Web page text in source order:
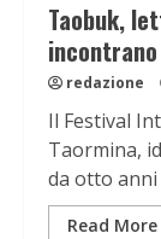
Taobuk,
redazione
Il Festival
Taormina,
da otto anni
Read More